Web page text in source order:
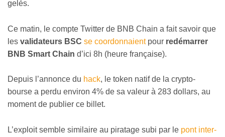
gelés.
Ce matin, le compte Twitter de BNB Chain a fait savoir que
les validateurs BSC se coordonnaientpour redémarrer
BNB Smart Chain d’ici 8h (heure française).
Depuis l’annonce du hack, le token natif de la crypto-
bourse a perdu environ 4% de sa valeur à 283 dollars, au
moment de publier ce billet.
L’exploit semble similaire au piratage subi par le pont inter-